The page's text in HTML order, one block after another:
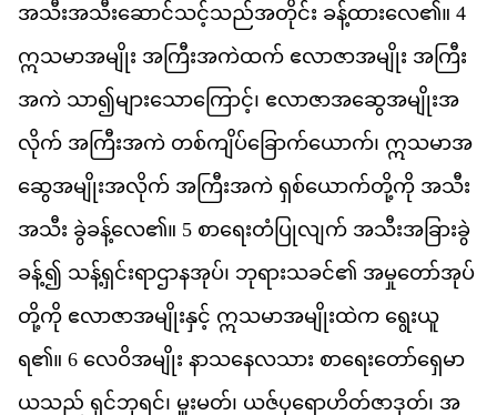
အသအသဆငသငသညအတင ခနထလေ၏။ 4
ဣသမအမ အ ကအကထက ဧလဇအမ အ က
အက သာ၍​မသကင့်၊ ဧလဇအဆအမအ
လက အ ကအက တစကပခကယက်၊ ဣသမအ
ဆအမအလက အ ကအက ရစယကတက အသ
အသ ခခနလေ၏။ 5 စရတ ပလက အသအ ခခ
ခန့်၍ သနရငရဌနအပ်၊ ဘရသခင်၏ အမတအပ
တက ဧလဇအမနင ဣသမအမထက ရယ
ရ၏။ 6 လဝအမ နသနလသ စရတရမ
ယသည ရငဘရင်၊ မမတ်၊ ယဇပရဟတဇဒတ်၊ အ